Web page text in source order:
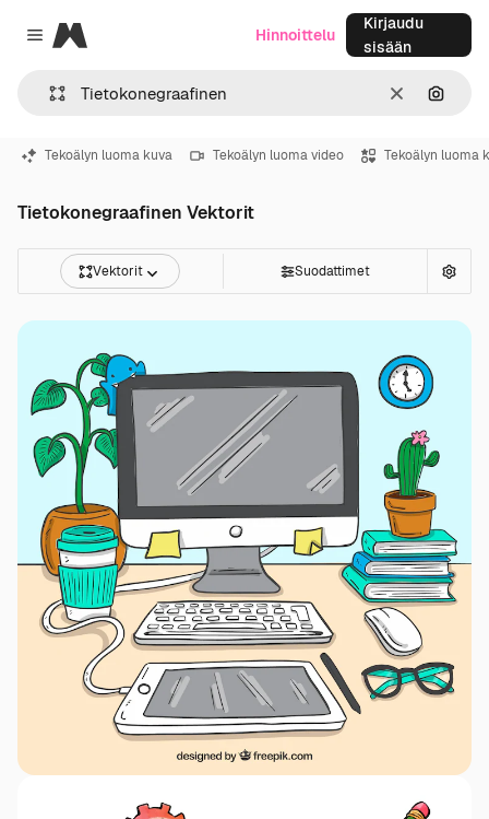
Close menu
Magnific
SelkeäHae
Hinnoittelu
Kirjaudu
sisään
Tekoälyn luoma kuva Tekoälyn luoma video Tekoälyn luoma
Tietokonegraafinen Vektorit
Vektorit Suodattimet